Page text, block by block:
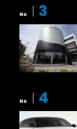
No 3
No 4